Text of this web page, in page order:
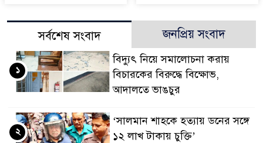
সর্বশেষ সংবাদ জনপ্রিয় সংবাদ
বিদ্যুৎ নিয়ে সমালোচনা করায়
বিচারকের বিরুদ্ধে বিক্ষোভ,
আদালতে ভাঙচুর
১
‘সালমান শাহকে হত্যায় ডনের সঙ্গে
১২ লাখ টাকায় চুক্তি’
২